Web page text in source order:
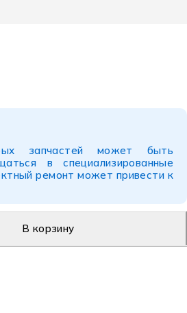
запчастей может быть
в специализированные
ремонт может привести к
В корзину